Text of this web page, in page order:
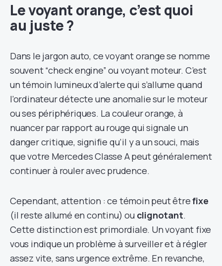
Le voyant orange, c’est quoi
au juste ?
Dans le jargon auto, ce voyant orange se nomme
souvent “check engine” ou voyant moteur. C’est
un témoin lumineux d’alerte qui s’allume quand
l’ordinateur détecte une anomalie sur le moteur
ou ses périphériques. La couleur orange, à
nuancer par rapport au rouge qui signale un
danger critique, signifie qu’il y a un souci, mais
que votre Mercedes Classe A peut généralement
continuer à rouler avec prudence.
Cependant, attention : ce témoin peut êtrefixe
(il reste allumé en continu) ou clignotant.
Cette distinction est primordiale. Un voyant fixe
vous indique un problème à surveiller et à régler
assez vite, sans urgence extrême. En revanche,